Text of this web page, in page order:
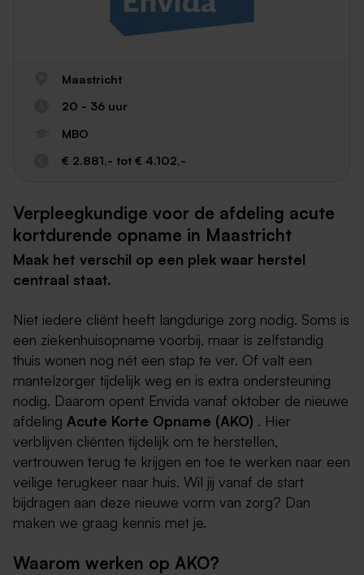
Maastricht
20 - 36 uur
MBO
€ 2.881,- tot € 4.102,-
Verpleegkundige voor de afdeling acute
kortdurende opname in Maastricht
Maak het verschil op een plek waar herstel
centraal staat.
Niet iedere cliënt heeft langdurige zorg nodig. Soms is
een ziekenhuisopname voorbij, maar is zelfstandig
thuis wonen nog nét een stap te ver. Of valt een
mantelzorger tijdelijk weg en is extra ondersteuning
nodig. Daarom opent Envida vanaf oktober de nieuwe
afdeling Acute Korte Opname (AKO) . Hier
verblijven cliënten tijdelijk om te herstellen,
vertrouwen terug te krijgen en toe te werken naar een
veilige terugkeer naar huis. Wil jij vanaf de start
bijdragen aan deze nieuwe vorm van zorg? Dan
maken we graag kennis met je.
Waarom werken op AKO?